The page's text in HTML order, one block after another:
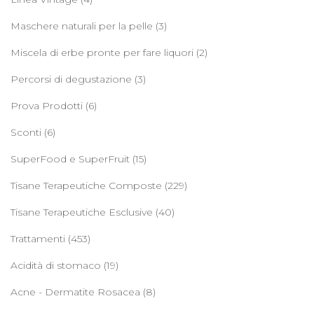
Maschere naturali per la pelle (3)
Miscela di erbe pronte per fare liquori (2)
Percorsi di degustazione (3)
Prova Prodotti (6)
Sconti (6)
SuperFood e SuperFruit (15)
Tisane Terapeutiche Composte (229)
Tisane Terapeutiche Esclusive (40)
Trattamenti (453)
Acidità di stomaco (19)
Acne - Dermatite Rosacea (8)